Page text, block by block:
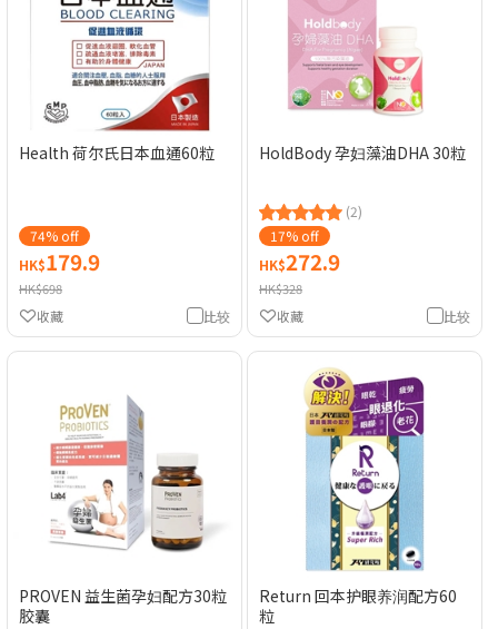
Health 荷尔氏日本血通60粒
74% off
HK$179.9
HK$698
比较
收藏
HoldBody 孕妇藻油DHA 30粒
(2)
17% off
HK$272.9
HK$328
比较
收藏
PROVEN 益生菌孕妇配方30粒
胶囊
Return 回本护眼养润配方60
粒